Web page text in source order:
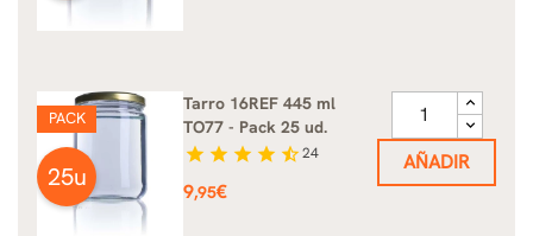
Tarro 16REF 445 ml
TO77 - Pack 25 ud.
star star star star star_half24
Precio
9,95€
PACK
25u AÑADIR